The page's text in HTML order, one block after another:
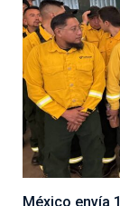
México envía